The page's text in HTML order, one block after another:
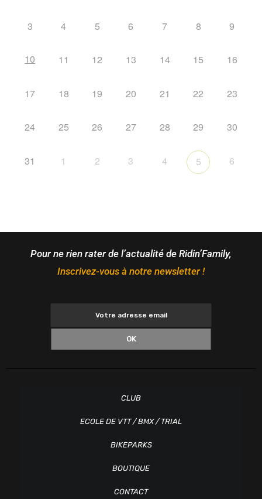
3 4 5 6 7 8 9
10 11 12 13 14 15 16
17 18 19 20 21 22 23
24 25 26 27 28 29 30
31 1 2 3 4 5 6
Pour ne rien rater de l’actualité de Ridin’Family,
Inscrivez-vous à notre newsletter !
OK
CLUB
ECOLE DE VTT / BMX / TRIAL
BIKEPARKS
BOUTIQUE
CONTACT